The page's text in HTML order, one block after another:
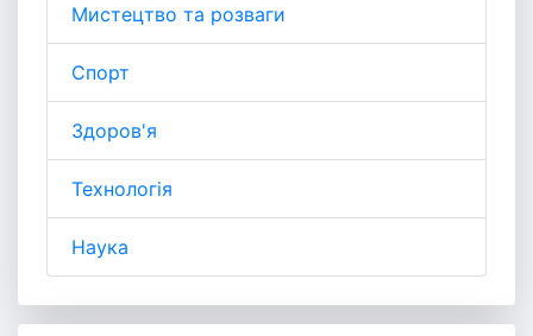
Мистецтво та розваги
Спорт
Здоров'я
Технологія
Наука